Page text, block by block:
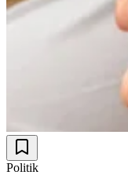
Politik